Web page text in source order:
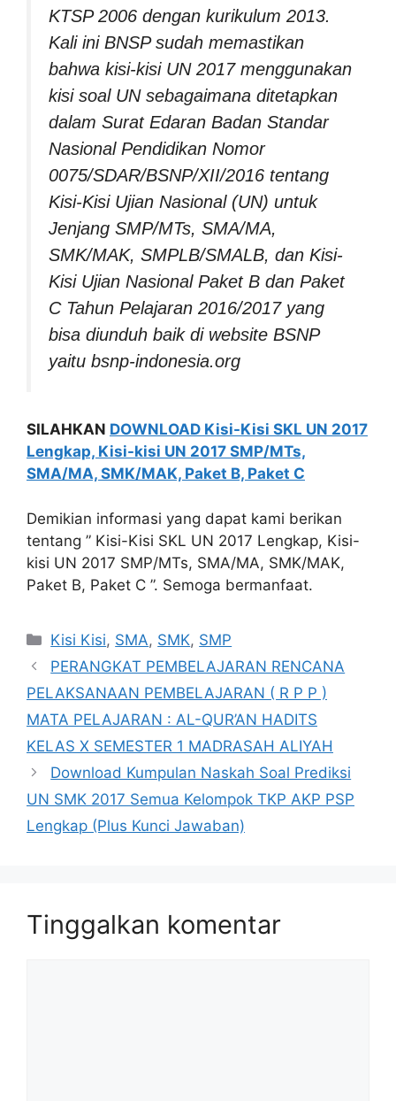
KTSP 2006 dengan kurikulum 2013.
Kali ini BNSP sudah memastikan
bahwa kisi-kisi UN 2017 menggunakan
kisi soal UN sebagaimana ditetapkan
dalam Surat Edaran Badan Standar
Nasional Pendidikan Nomor
0075/SDAR/BSNP/XII/2016 tentang
Kisi-Kisi Ujian Nasional (UN) untuk
Jenjang SMP/MTs, SMA/MA,
SMK/MAK, SMPLB/SMALB, dan Kisi-
Kisi Ujian Nasional Paket B dan Paket
C Tahun Pelajaran 2016/2017 yang
bisa diunduh baik di website BSNP
yaitu bsnp-indonesia.org
SILAHKAN DOWNLOAD Kisi-Kisi SKL UN 2017
Lengkap, Kisi-kisi UN 2017 SMP/MTs,
SMA/MA, SMK/MAK, Paket B, Paket C
Demikian informasi yang dapat kami berikan
tentang ” Kisi-Kisi SKL UN 2017 Lengkap, Kisi-
kisi UN 2017 SMP/MTs, SMA/MA, SMK/MAK,
Paket B, Paket C ”. Semoga bermanfaat.
Kategori
Kisi Kisi, SMA, SMK, SMP
PERANGKAT PEMBELAJARAN RENCANA
PELAKSANAAN PEMBELAJARAN ( R P P )
MATA PELAJARAN : AL-QUR’AN HADITS
KELAS X SEMESTER 1 MADRASAH ALIYAH
Download Kumpulan Naskah Soal Prediksi
UN SMK 2017 Semua Kelompok TKP AKP PSP
Lengkap (Plus Kunci Jawaban)
Tinggalkan komentar